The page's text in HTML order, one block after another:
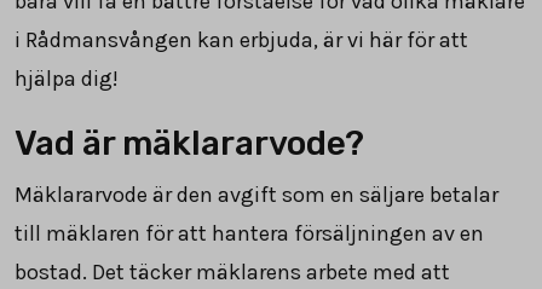
i Rådmansvången kan erbjuda, är vi här för att
hjälpa dig!
Vad är mäklararvode?
Mäklararvode är den avgift som en säljare betalar
till mäklaren för att hantera försäljningen av en
bostad. Det täcker mäklarens arbete med att